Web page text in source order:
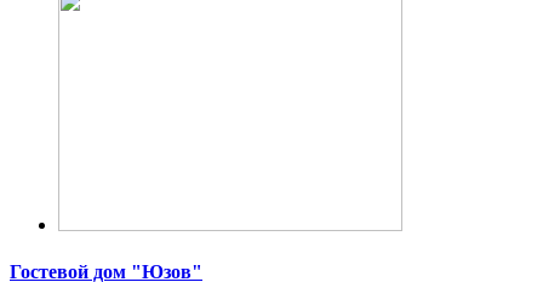
Гостевой дом "Юзов"